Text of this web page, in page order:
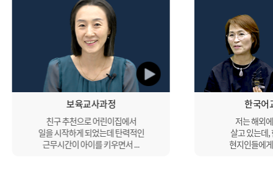
보육교사과정
친구 추천으로 어린이집에서
일을 시작하게 되었는데 탄력적인
근무시간이 아이를 키우면서 ...
한국어
저는 해외
살고 있는데,
현지인들에